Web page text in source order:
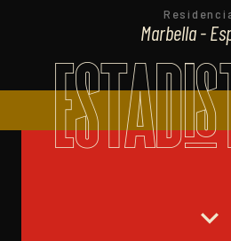
Marbella -
expand_more